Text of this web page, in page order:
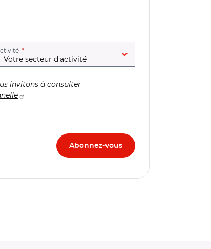
(champ obligatoire)
invitons à consulter